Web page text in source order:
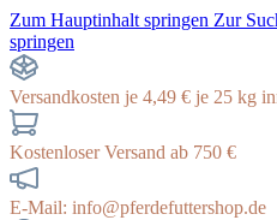
Zum Hauptinhalt springen Zur
springen
Versandkosten je 4,49 € je 25 kg
Kostenloser Versand ab 750 €
E-Mail: info@pferdefuttershop.de